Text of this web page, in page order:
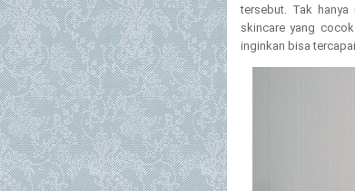
tersebut. Tak
skincare yang
inginkan bisa tercapai.